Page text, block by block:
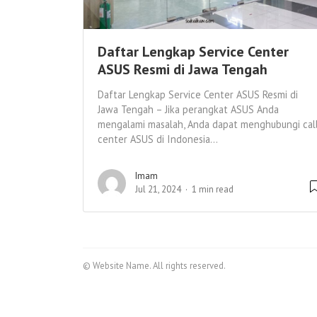
Daftar Lengkap Service Center
ASUS Resmi di Jawa Tengah
Daftar Lengkap Service Center ASUS Resmi di
Jawa Tengah – Jika perangkat ASUS Anda
mengalami masalah, Anda dapat menghubungi
center ASUS di Indonesia...
Imam
Jul 21, 2024
1 min read
© Website Name. All rights reserved.